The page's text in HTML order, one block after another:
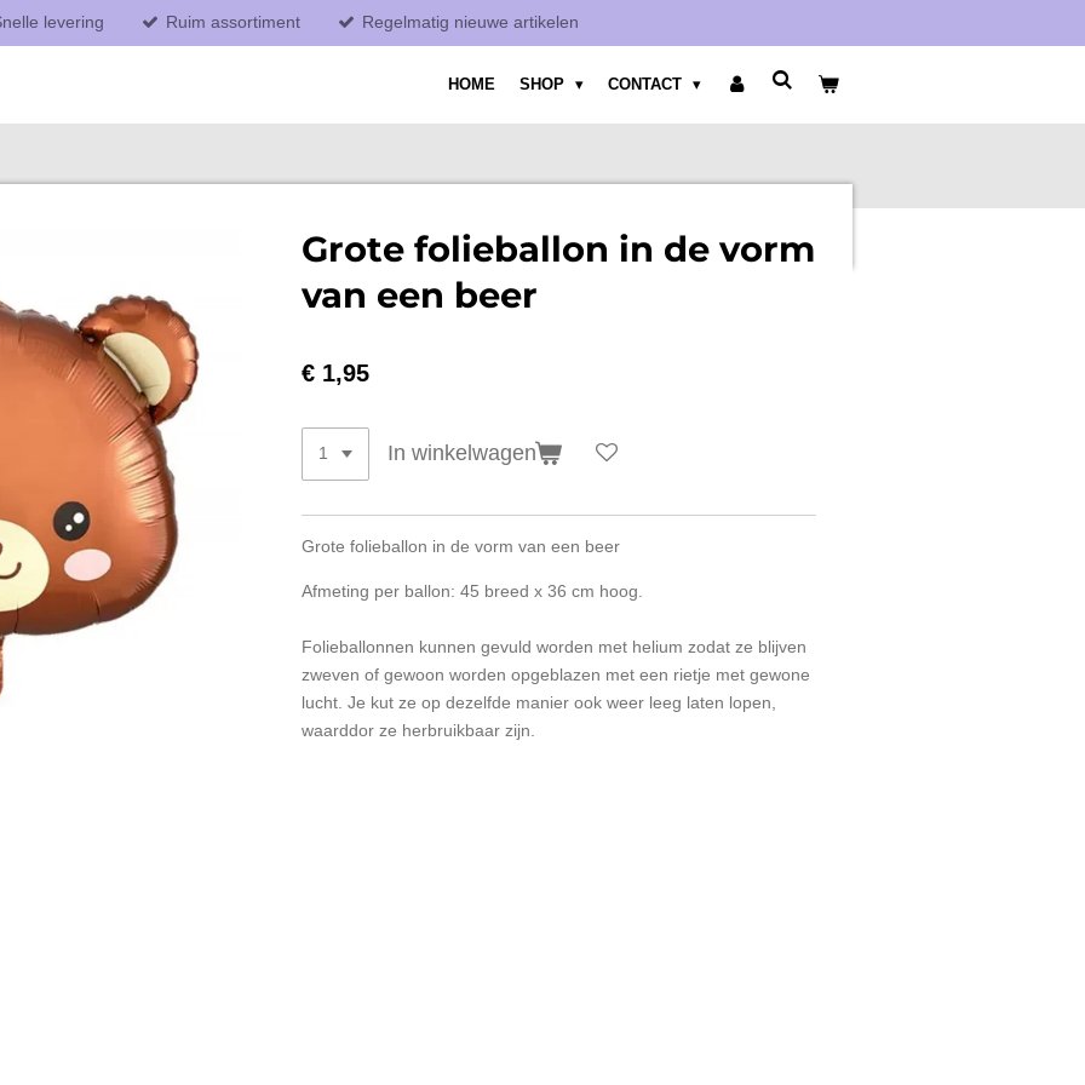
levering Ruim assortiment Regelmatig nieuwe artikelen
HOME SHOP CONTACT
Grote folieballon in de vorm
van een beer
€ 1,95
In winkelwagen
Grote folieballon in de vorm van een beer
Afmeting per ballon: 45 breed x 36 cm hoog.
Folieballonnen kunnen gevuld worden met helium zodat ze blijven
zweven of gewoon worden opgeblazen met een rietje met gewone
lucht. Je kut ze op dezelfde manier ook weer leeg laten lopen,
waarddor ze herbruikbaar zijn.